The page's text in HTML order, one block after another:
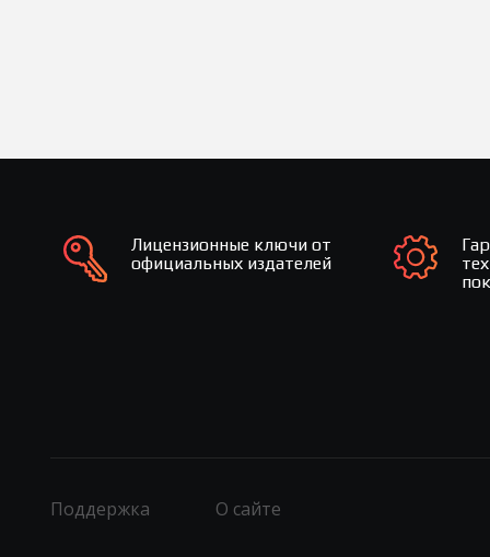
Лицензионные ключи от
официальных издателей
Поддержка О сайте